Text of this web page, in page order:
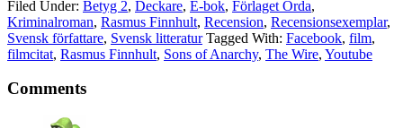
Filed Under: Betyg 2, Deckare, E-bok, Förlaget Orda,
Kriminalroman, Rasmus Finnhult, Recension, Recensionsexemplar,
Svensk författare, Svensk litteratur Tagged With: Facebook, film,
filmcitat, Rasmus Finnhult, Sons of Anarchy, The Wire, Youtube
Comments